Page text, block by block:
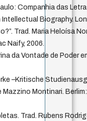
Companhia das
Intellectual Biography.
Trad. Maria Heloísa
Naify, 2006.
da Vontade de Poder
–Kritische
Montinari.
Trad. Rubens